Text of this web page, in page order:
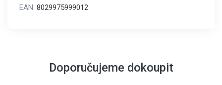
EAN: 8029975999012
Doporučujeme dokoupit